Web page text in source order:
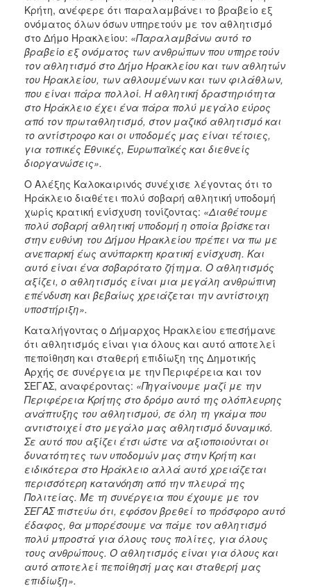
Κρήτη, ανέφερε ότι παραλαμβάνει το βραβείο εξ
ονόματος όλων όσων υπηρετούν με τον αθλητισμό
στο Δήμο Ηρακλείου: «Παραλαμβάνω αυτό το
βραβείο εξ ονόματος των ανθρώπων που υπηρετούν
τον αθλητισμό στο Δήμο Ηρακλείου και των αθλητών
του Ηρακλείου, των αθλουμένων και των φιλάθλων,
που είναι πάρα πολλοί. Η αθλητική δραστηριότητα
στο Ηράκλειο έχει ένα πάρα πολύ μεγάλο εύρος
από τον πρωταθλητισμό, στον μαζικό αθλητισμό και
το αντίστροφο και οι υποδομές μας είναι τέτοιες,
για τοπικές Εθνικές, Ευρωπαϊκές και διεθνείς
διοργανώσεις».
Ο Αλέξης Καλοκαιρινός συνέχισε λέγοντας ότι το
Ηράκλειο διαθέτει πολύ σοβαρή αθλητική υποδομή
χωρίς κρατική ενίσχυση τονίζοντας: «Διαθέτουμε
πολύ σοβαρή αθλητική υποδομή η οποία βρίσκεται
στην ευθύνη του Δήμου Ηρακλείου πρέπει να πω με
ανεπαρκή έως ανύπαρκτη κρατική ενίσχυση. Και
αυτό είναι ένα σοβαρότατο ζήτημα. Ο αθλητισμός
αξίζει, ο αθλητισμός είναι μια μεγάλη ανθρώπινη
επένδυση και βεβαίως χρειάζεται την αντίστοιχη
υποστήριξη».
Καταλήγοντας ο Δήμαρχος Ηρακλείου επεσήμανε
ότι αθλητισμός είναι για όλους και αυτό αποτελεί
πεποίθηση και σταθερή επιδίωξη της Δημοτικής
Αρχής σε συνέργεια με την Περιφέρεια και τον
ΣΕΓΑΣ, αναφέροντας: «Πηγαίνουμε μαζί με την
Περιφέρεια Κρήτης στο δρόμο αυτό της ολόπλευρης
ανάπτυξης του αθλητισμού, σε όλη τη γκάμα που
αντιστοιχεί στο μεγάλο μας αθλητισμό δυναμικό.
Σε αυτό που αξίζει έτσι ώστε να αξιοποιούνται οι
δυνατότητες των υποδομών μας στην Κρήτη και
ειδικότερα στο Ηράκλειο αλλά αυτό χρειάζεται
περισσότερη κατανόηση από την πλευρά της
Πολιτείας. Με τη συνέργεια που έχουμε με τον
ΣΕΓΑΣ πιστεύω ότι, εφόσον βρεθεί το πρόσφορο αυτό
έδαφος, θα μπορέσουμε να πάμε τον αθλητισμό
πολύ μπροστά για όλους τους πολίτες, για όλους
τους ανθρώπους. Ο αθλητισμός είναι για όλους και
αυτό αποτελεί πεποίθησή μας και σταθερή μας
επιδίωξη».